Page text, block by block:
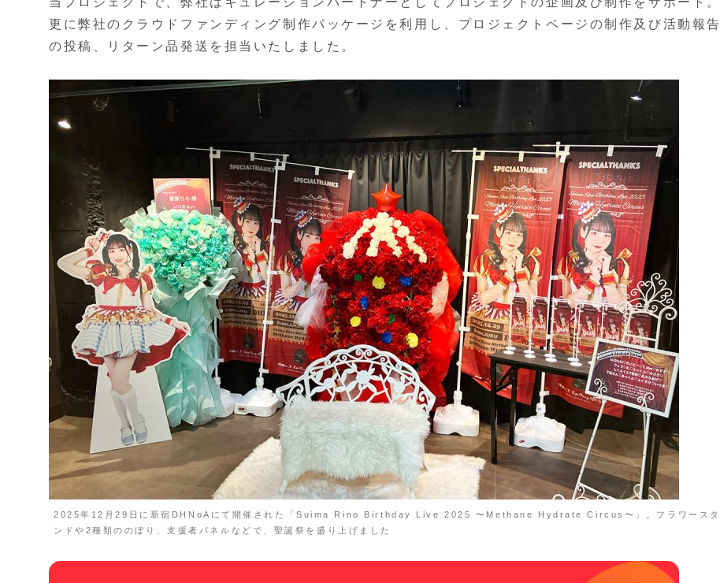
更に弊社のクラウドファンディング制作パッケージを利用し、プロジェクトページの制作及び活動報告
の投稿、リターン品発送を担当いたしました。
2025年12月29日に新宿DHNoAにて開催された「Suima Rino Birthday Live 2025 〜Methane Hydrate Circus〜」。フラワースタ
ンドや2種類ののぼり、支援者パネルなどで、聖誕祭を盛り上げました